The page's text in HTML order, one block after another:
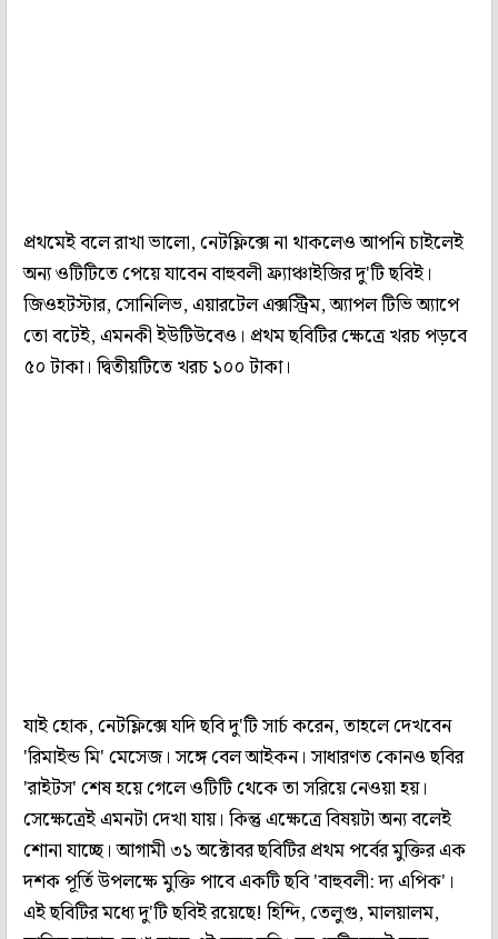
প্রথমেই বলে রাখা ভালো, নেটফ্লিক্সে না থাকলেও আপনি চাইলেই
অন্য ওটিটিতে পেয়ে যাবেন বাহুবলী ফ্র্যাঞ্চাইজির দু'টি ছবিই।
জিওহটস্টার, সোনিলিভ, এয়ারটেল এক্সস্ট্রিম, অ্যাপল টিভি অ্যাপে
তো বটেই, এমনকী ইউটিউবেও। প্রথম ছবিটির ক্ষেত্রে খরচ পড়বে
৫০ টাকা। দ্বিতীয়টিতে খরচ ১০০ টাকা।
যাই হোক, নেটফ্লিক্সে যদি ছবি দু'টি সার্চ করেন, তাহলে দেখবেন
'রিমাইন্ড মি' মেসেজ। সঙ্গে বেল আইকন। সাধারণত কোনও ছবির
'রাইটস' শেষ হয়ে গেলে ওটিটি থেকে তা সরিয়ে নেওয়া হয়।
সেক্ষেত্রেই এমনটা দেখা যায়। কিন্তু এক্ষেত্রে বিষয়টা অন্য বলেই
শোনা যাচ্ছে। আগামী ৩১ অক্টোবর ছবিটির প্রথম পর্বের মুক্তির এক
দশক পূর্তি উপলক্ষে মুক্তি পাবে একটি ছবি 'বাহুবলী: দ্য এপিক'।
এই ছবিটির মধ্যে দু'টি ছবিই রয়েছে! হিন্দি, তেলুগু, মালয়ালম,